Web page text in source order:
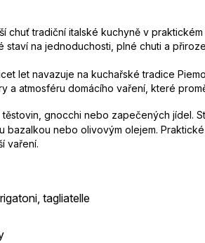
chuť tradiční italské kuchyně v
na jednoduchosti, plné chuti a
let navazuje na kuchařské tradice
a atmosféru domácího vaření, které
gnocchi nebo zapečených jídel.
bazalkou nebo olivovým olejem.
vaření.
tagliatelle